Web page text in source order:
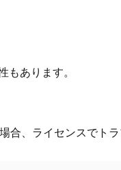
あります。
、ライセンスでト